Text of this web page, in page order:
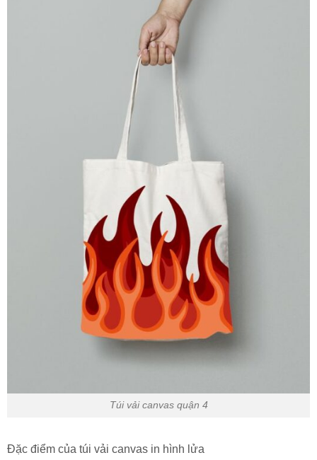
Túi vải canvas quận 4
Đặc điểm của túi vải canvas in hình lửa